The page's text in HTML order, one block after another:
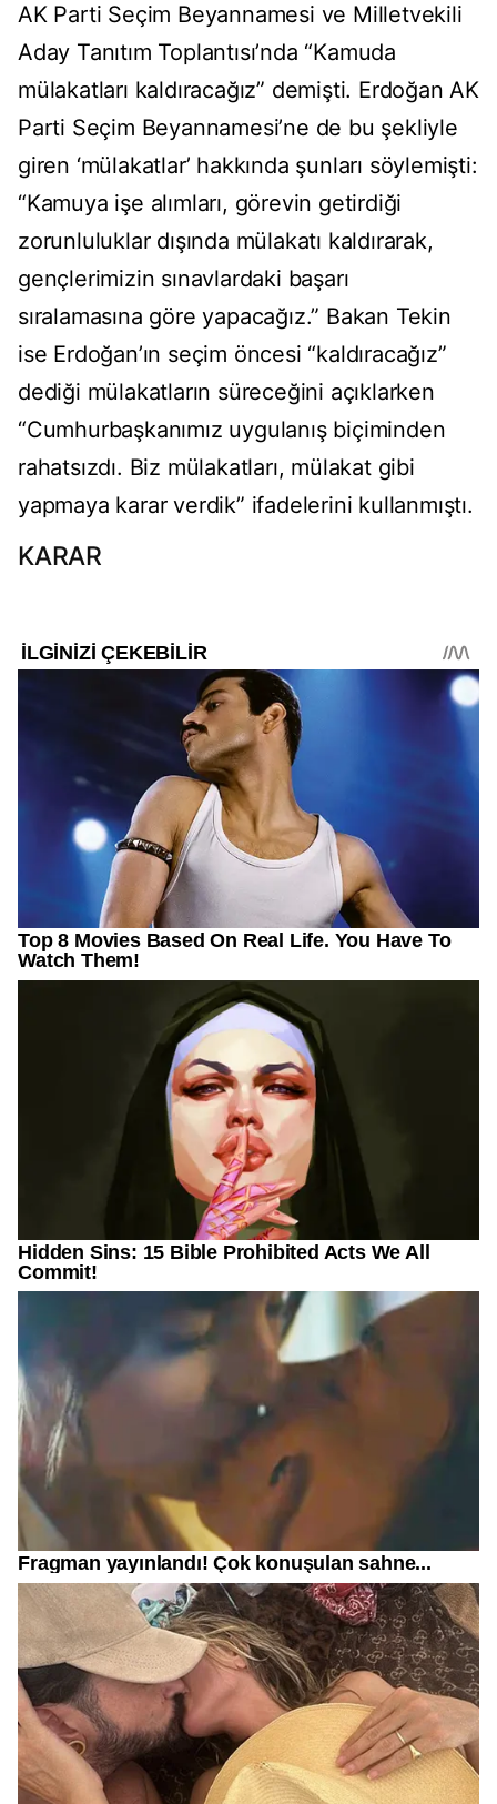
AK Parti Seçim Beyannamesi ve Milletvekili
Aday Tanıtım Toplantısı’nda “Kamuda
mülakatları kaldıracağız” demişti. Erdoğan AK
Parti Seçim Beyannamesi’ne de bu şekliyle
giren ‘mülakatlar’ hakkında şunları söylemişti:
“Kamuya işe alımları, görevin getirdiği
zorunluluklar dışında mülakatı kaldırarak,
gençlerimizin sınavlardaki başarı
sıralamasına göre yapacağız.” Bakan Tekin
ise Erdoğan’ın seçim öncesi “kaldıracağız”
dediği mülakatların süreceğini açıklarken
“Cumhurbaşkanımız uygulanış biçiminden
rahatsızdı. Biz mülakatları, mülakat gibi
yapmaya karar verdik” ifadelerini kullanmıştı.
KARAR